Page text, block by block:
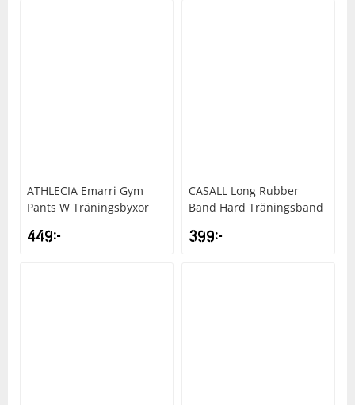
ATHLECIA Emarri Gym
Pants W Träningsbyxor
449kr
CASALL Long Rubber
Band Hard Träningsband
399kr